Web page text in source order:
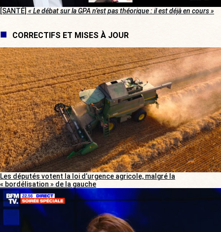
[SANTÉ] « Le débat sur la GPA n’est pas théorique : il est déjà en cours »
CORRECTIFS ET MISES À JOUR
Les députés votent la loi d’urgence agricole, malgré la
« bordélisation » de la gauche